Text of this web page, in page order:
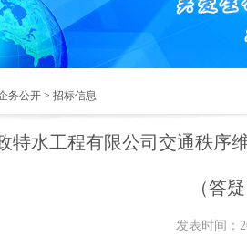
务公开 > 招标信息
特水工程有限公司交通秩序
（答
发表时间：